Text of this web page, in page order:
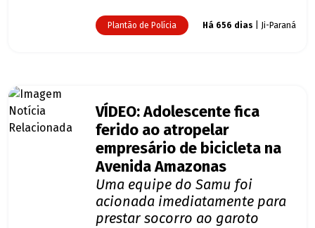
Plantão de Polícia Há 656 dias | Ji-Paraná
VÍDEO: Adolescente fica
ferido ao atropelar
empresário de bicicleta na
Avenida Amazonas
Uma equipe do Samu foi
acionada imediatamente para
prestar socorro ao garoto